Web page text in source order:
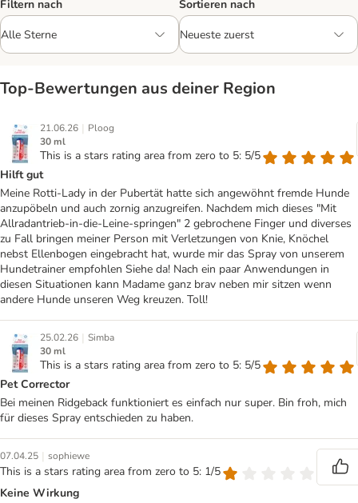
Filtern nach Sortieren nach
Top‑Bewertungen aus deiner Region
21.06.26 | Ploog
30 ml
This is a stars rating area from zero to 5: 5/5
Hilft gut
Meine Rotti-Lady in der Pubertät hatte sich angewöhnt fremde Hunde
anzupöbeln und auch zornig anzugreifen. Nachdem mich dieses "Mit
Allradantrieb-in-die-Leine-springen" 2 gebrochene Finger und diverses
zu Fall bringen meiner Person mit Verletzungen von Knie, Knöchel
nebst Ellenbogen eingebracht hat, wurde mir das Spray von unserem
Hundetrainer empfohlen Siehe da! Nach ein paar Anwendungen in
diesen Situationen kann Madame ganz brav neben mir sitzen wenn
andere Hunde unseren Weg kreuzen. Toll!
25.02.26 | Simba
30 ml
This is a stars rating area from zero to 5: 5/5
Pet Corrector
Bei meinen Ridgeback funktioniert es einfach nur super. Bin froh, mich
für dieses Spray entschieden zu haben.
07.04.25 | sophiewe
This is a stars rating area from zero to 5: 1/5
Keine Wirkung